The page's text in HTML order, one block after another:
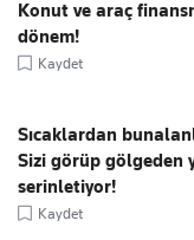
Konut ve araç
dönem!
Kaydet
Sıcaklardan
Sizi görüp gölgeden
serinletiyor!
Kaydet